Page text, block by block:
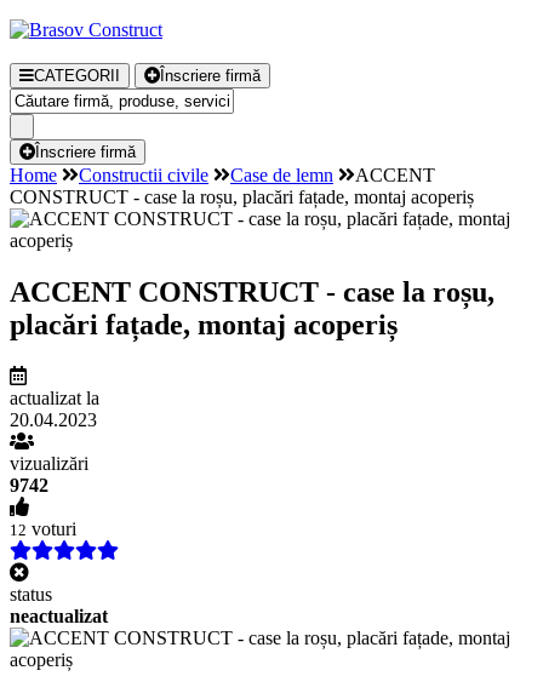
CATEGORII Înscriere firmă
Înscriere firmă
Home Constructii civile Case de lemn
ACCENT
CONSTRUCT - case la roșu, placări fațade, montaj acoperiș
ACCENT CONSTRUCT - case la roșu,
placări fațade, montaj acoperiș
actualizat la
20.04.2023
vizualizări
9742
12 voturi
status
neactualizat